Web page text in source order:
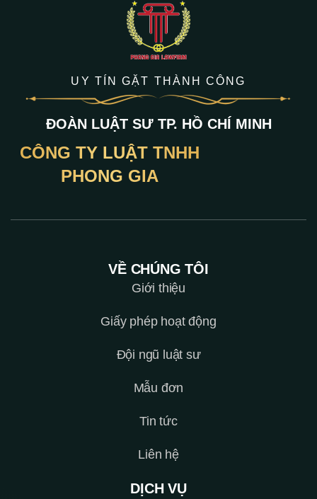
UY TÍN GẶT THÀNH CÔNG
ĐOÀN LUẬT SƯ TP. HỒ CHÍ MINH
CÔNG TY LUẬT TNHH
PHONG GIA
VỀ CHÚNG TÔI
Giới thiệu
Giấy phép hoạt động
Đội ngũ luật sư
Mẫu đơn
Tin tức
Liên hệ
DỊCH VỤ